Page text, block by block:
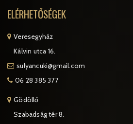
ELÉRHETŐSÉGEK
Veresegyház
Kálvin utca 16.
sulyancuki@gmail.com
06 28 385 377
Gödöllő
Szabadság tér 8.